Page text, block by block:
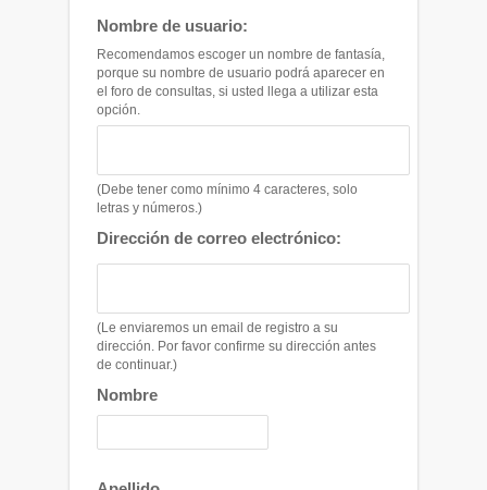
Nombre de usuario:
Recomendamos escoger un nombre de fantasía,
porque su nombre de usuario podrá aparecer en
el foro de consultas, si usted llega a utilizar esta
opción.
(Debe tener como mínimo 4 caracteres, solo
letras y números.)
Dirección de correo electrónico:
(Le enviaremos un email de registro a su
dirección. Por favor confirme su dirección antes
de continuar.)
Nombre